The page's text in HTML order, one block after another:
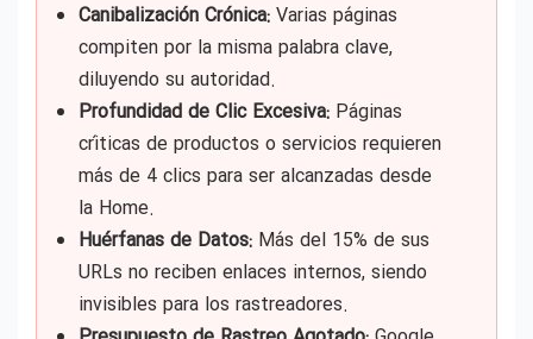
Canibalización Crónica: Varias páginas
compiten por la misma palabra clave,
diluyendo su autoridad.
Profundidad de Clic Excesiva: Páginas
críticas de productos o servicios requieren
más de 4 clics para ser alcanzadas desde
la Home.
Huérfanas de Datos: Más del 15% de sus
URLs no reciben enlaces internos, siendo
invisibles para los rastreadores.